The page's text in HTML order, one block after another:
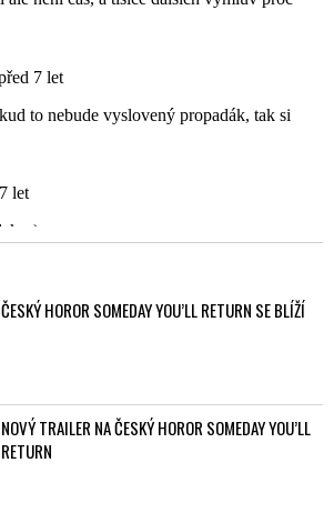
ČESKÝ HOROR SOMEDAY YOU’LL RETURN SE BLÍŽÍ
NOVÝ TRAILER NA ČESKÝ HOROR SOMEDAY YOU’LL
RETURN